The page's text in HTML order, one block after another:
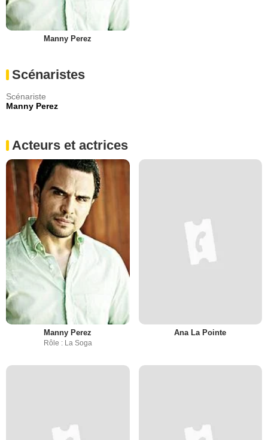
Manny Perez
Scénaristes
Scénariste
Manny Perez
Acteurs et actrices
Manny Perez
Rôle : La Soga
Ana La Pointe